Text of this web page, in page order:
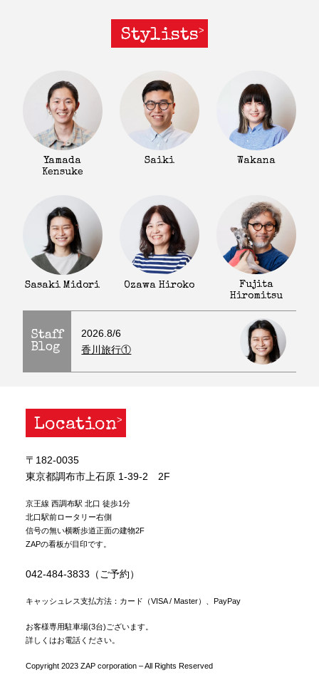
Stylists
Yamada
Kensuke
Saiki Wakana
Sasaki Midori Ozawa Hiroko
Fujita
Hiromitsu
Staff
Blog
2026.8/6
香川旅行①
Location
〒182-0035
東京都調布市上石原 1-39-2 2F
京王線 西調布駅 北口 徒歩1分
北口駅前ロータリー右側
信号の無い横断歩道正面の建物2F
ZAPの看板が目印です。
042-484-3833（ご予約）
キャッシュレス支払方法：カード（VISA / Master）、PayPay
お客様専用駐車場(3台)ございます。
詳しくはお電話ください。
Copyright 2023 ZAP corporation – All Rights Reserved